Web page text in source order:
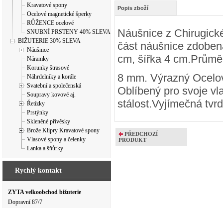
Kravatové spony
Ocelové magnetické šperky
RŮŽENCE ocelové
SNUBNÍ PRSTENY 40% SLEVA
BIŽUTERIE 30% SLEVA
Náušnice
Náramky
Korunky štrasové
Náhrdelníky a korále
Svatební a společenská
Soupravy kovové aj.
Řetízky
Prstýnky
Skleněné přívěsky
Brože Klipry Kravatové spony
Vlasové spony a čelenky
Lanka a šňůrky
Rychlý kontakt
ZYTA velkoobchod bižuterie
Dopravní 87/7
Popis zboží
Náušnice z
část náušnice
cm, šířka 4
8 mm. Výrazný
Oblíbený pro svoje
stálost.Vyjímečná
PŘEDCHOZÍ
PRODUKT